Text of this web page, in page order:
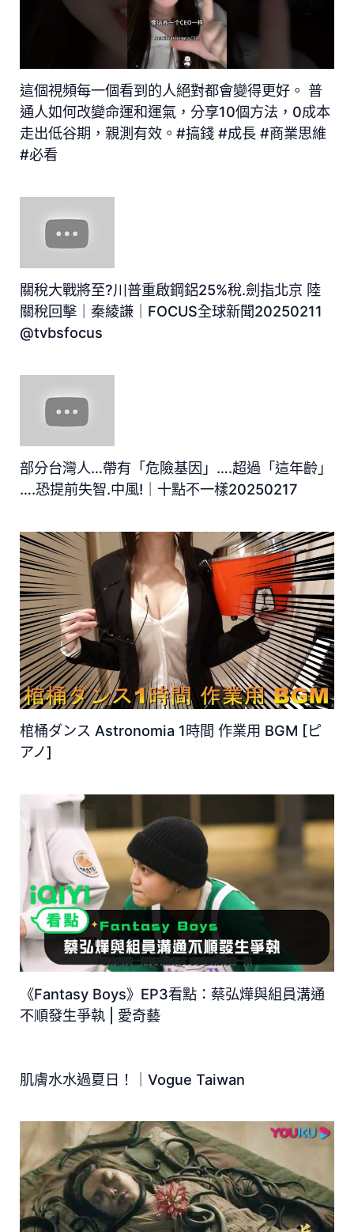
這個視頻每一個看到的人絕對都會變得更好。 普
通人如何改變命運和運氣，分享10個方法，0成本
走出低谷期，親測有效。#搞錢 #成長 #商業思維
#必看
關稅大戰將至?川普重啟鋼鋁25%稅.劍指北京 陸
關稅回擊｜秦綾謙｜FOCUS全球新聞20250211
@tvbsfocus
部分台灣人…帶有「危險基因」….超過「這年齡」
….恐提前失智.中風!｜十點不一樣20250217
棺桶ダンス Astronomia 1時間 作業用 BGM [ピ
アノ]
《Fantasy Boys》EP3看點：蔡弘燁與組員溝通
不順發生爭執 | 愛奇藝
肌膚水水過夏日！｜Vogue Taiwan